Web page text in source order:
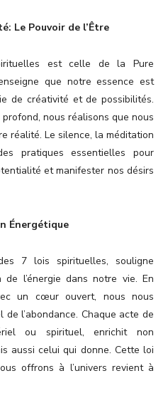
Le Pouvoir de l’Être
est celle de la Pure
que notre essence est
de créativité et de possibilités.
nous réalisons que nous
réalité. Le silence, la méditation
pratiques essentielles pour
et manifester nos désirs
Énergétique
7 lois spirituelles, souligne
de l’énergie dans notre vie. En
un cœur ouvert, nous nous
l’abondance. Chaque acte de
ou spirituel, enrichit non
aussi celui qui donne. Cette loi
offrons à l’univers revient à